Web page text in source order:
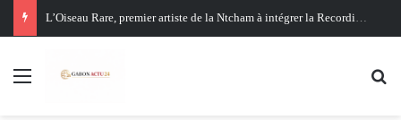
Oligui Nguema au Ghana : Libreville mise sur Accra pour renforcer sa stratégie diplomatique et économique
Menu